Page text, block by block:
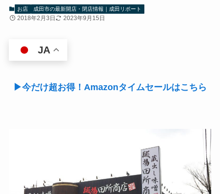
お店 成田市の最新開店・閉店情報｜成田リポート
2018年2月3日 2023年9月15日
JA
▶今だけ超お得！Amazonタイムセールはこちら